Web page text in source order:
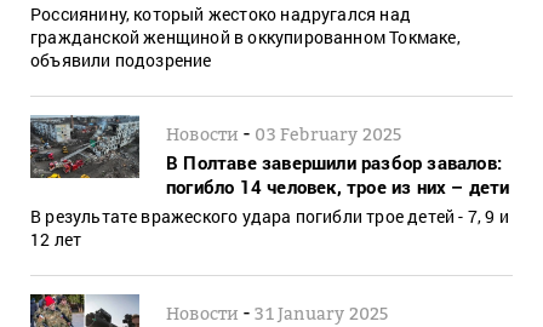
Россиянину, который жестоко надругался над
гражданской женщиной в оккупированном Токмаке,
объявили подозрение
Новости - 03 February 2025
В Полтаве завершили разбор завалов:
погибло 14 человек, трое из них – дети
В результате вражеского удара погибли трое детей - 7, 9 и
12 лет
Новости -31 January 2025